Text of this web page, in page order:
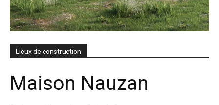
Lieux de construction
Maison Nauzan